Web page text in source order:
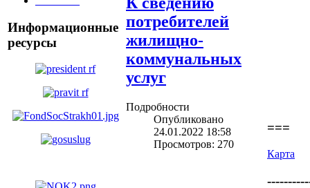
Информационные
ресурсы
потребителей
жилищно-
коммунальных
услуг
Подробности
Опубликовано
24.01.2022 18:58
Просмотров: 270
===
Карта